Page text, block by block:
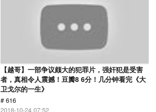
【越哥】一部争议颇大的犯罪片，强奸犯是受害
者，真相令人震撼！豆瓣8 6分！几分钟看完《大
卫戈尔的一生》
# 616
2018-10-24 07:52